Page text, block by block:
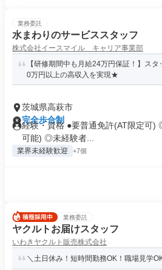
業務委託
水まわりのサービススタッフ
株式会社イースマイル キャリア事業部
【研修期間中も月給24万円保証！】ス
0万円以上の高収入を実現★
茨城県高萩市
完全歩合制
経験・資格 ●要普通免許(AT限定可
可能) ◎未経験者...
業界未経験歓迎 +7個
業務委託
ヤクルトお届けスタッフ
いわきヤクルト販売株式会社
＼土日休み！短時間勤務OK！職場見学